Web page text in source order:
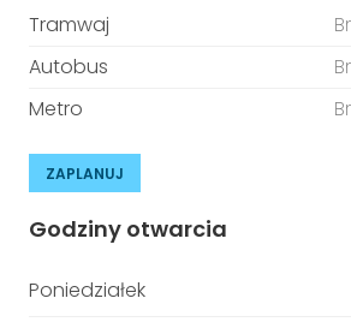
Tramwaj
Autobus
Metro
ZAPLANUJ
Godziny otwarcia
Poniedziałek